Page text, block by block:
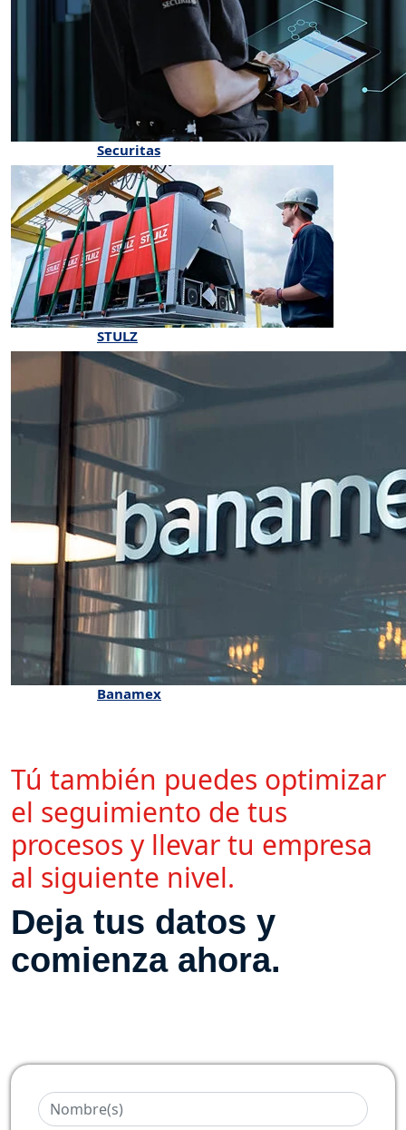
Securitas
STULZ
Banamex
Tú también puedes optimizar
el seguimiento de tus
procesos y llevar tu empresa
al siguiente nivel.
Deja tus datos y
comienza ahora.